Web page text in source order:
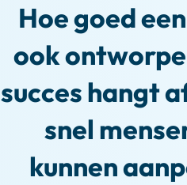
Hoe goed
ook
succes hangt
snel
kunnen